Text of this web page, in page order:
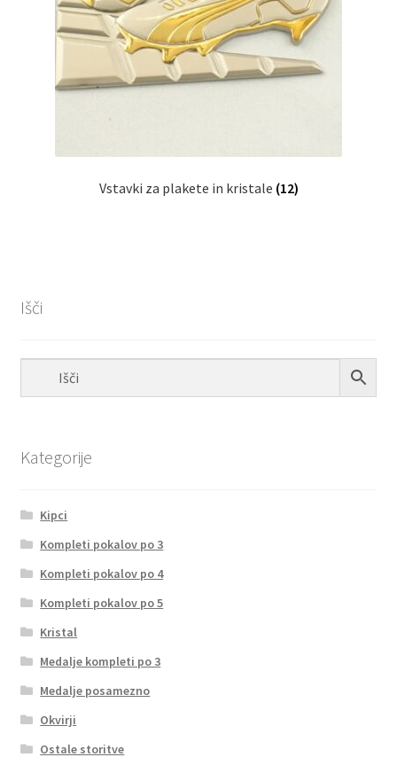
Vstavki za plakete in kristale (12)
Išči
Kategorije
Kipci
Kompleti pokalov po 3
Kompleti pokalov po 4
Kompleti pokalov po 5
Kristal
Medalje kompleti po 3
Medalje posamezno
Okvirji
Ostale storitve